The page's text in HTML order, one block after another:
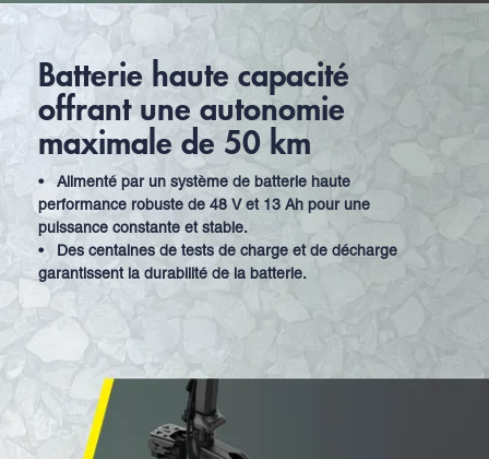
Batterie haute capacité
offrant une autonomie
maximale de 50 km
• Alimenté par un système de batterie haute
performance robuste de 48 V et 13 Ah pour une
puissance constante et stable.
•
Des centaines de tests de charge et de décharge
garantissent la durabilité de la batterie.